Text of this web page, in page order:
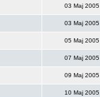
03 Maj 2005
03 Maj 2005
05 Maj 2005
07 Maj 2005
09 Maj 2005
10 Maj 2005